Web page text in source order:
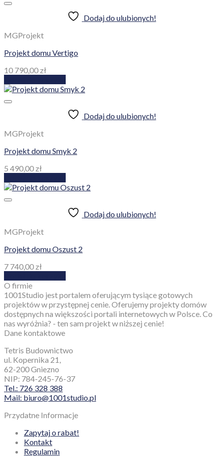
Dodaj do ulubionych!
MGProjekt
Projekt domu Vertigo
10 790,00 zł
Dodaj do ulubionych!
MGProjekt
Projekt domu Smyk 2
5 490,00 zł
Dodaj do ulubionych!
MGProjekt
Projekt domu Oszust 2
7 740,00 zł
O firmie
1001Studio jest portalem oferującym tysiące gotowych
projektów w przystępnej cenie. Oferujemy projekty domów
dostępnych na większości portali internetowych w Polsce. Co
nas wyróżnia? - ten sam projekt w niższej cenie!
Dane kontaktowe
Tetris Budownictwo
ul. Kopernika 21,
62-200 Gniezno
NIP: 784-245-76-37
Tel.: 726 328 388
Mail: biuro@1001studio.pl
Przydatne Informacje
Zapytaj o rabat!
Kontakt
Regulamin